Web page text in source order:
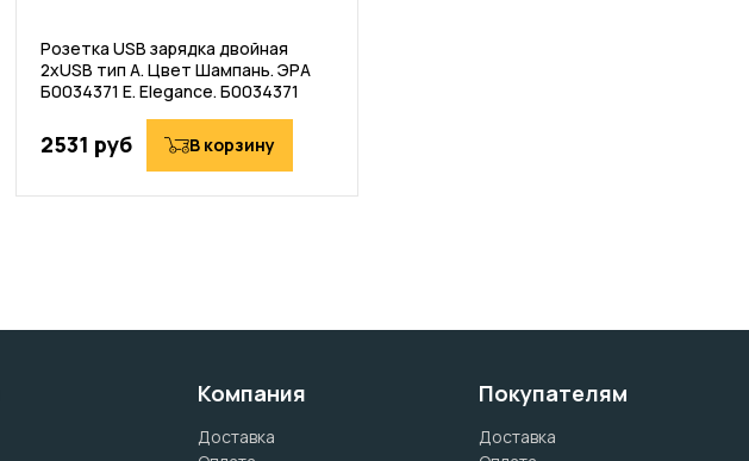
Розетка USB зарядка двойная
2хUSB тип А. Цвет Шампань. ЭРА
Б0034371 E. Elegance. Б0034371
2531 руб В корзину
Компания
Доставка
Покупателям
Доставка